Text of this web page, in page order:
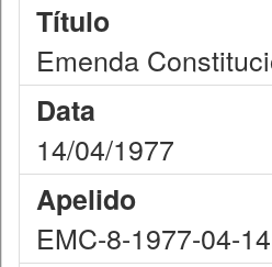
Título
Emenda
Data
14/04/1977
Apelido
EMC-8-1977-04-